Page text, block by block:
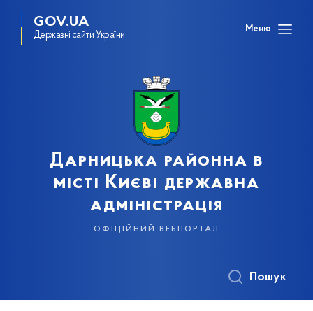
GOV.UA
Державні сайти України
Меню
Дарницька районна в
місті Києві державна
адміністрація
офіційний вебпортал
Пошук